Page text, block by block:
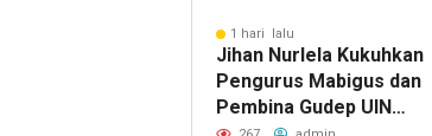
1 hari lalu
Jihan Nurlela Kukuhkan
Pengurus Mabigus dan
Pembina Gudep UIN